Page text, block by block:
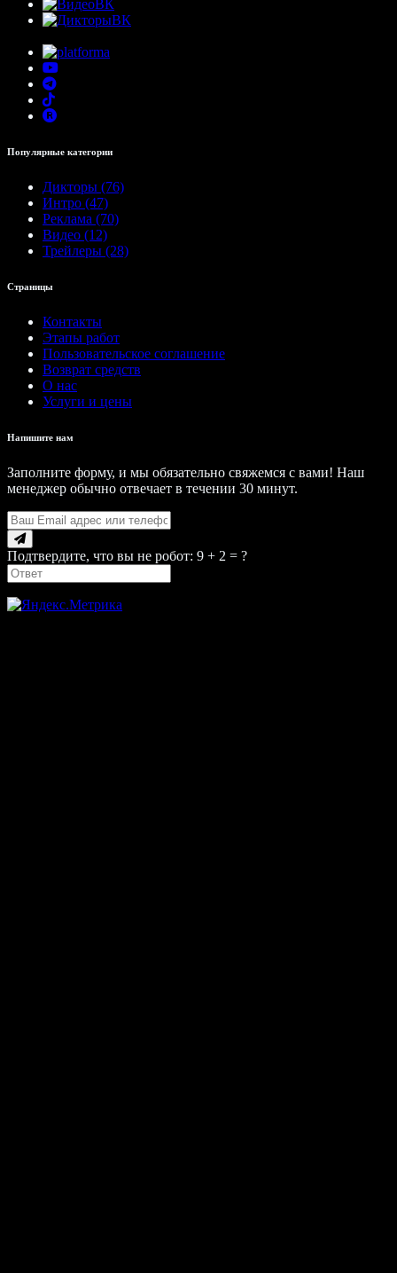
Популярные категории
Дикторы (76)
Интро (47)
Реклама (70)
Видео (12)
Трейлеры (28)
Страницы
Контакты
Этапы работ
Пользовательское соглашение
Возврат средств
О нас
Услуги и цены
Напишите нам
Заполните форму, и мы обязательно свяжемся с вами! Наш
менеджер обычно отвечает в течении 30 минут.
Подтвердите, что вы не робот: 9 + 2 = ?